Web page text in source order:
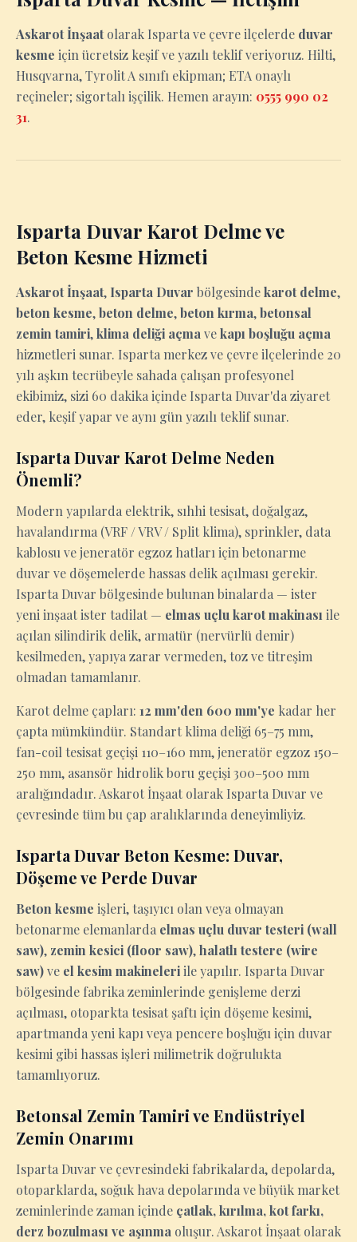
Askarot İnşaatolarak Isparta ve çevre ilçelerde duvar
kesme için ücretsiz keşif ve yazılı teklif veriyoruz. Hilti,
Husqvarna, Tyrolit A sınıfı ekipman; ETA onaylı
reçineler; sigortalı işçilik. Hemen arayın: 0555 990 02
31.
Isparta Duvar Karot Delme ve
Beton Kesme Hizmeti
Askarot İnşaat, Isparta Duvar bölgesindekarot delme,
beton kesme,beton delme,beton kırma,betonsal
zemin tamiri,klima deliği açma vekapı boşluğu açma
hizmetleri sunar. Isparta merkez ve çevre ilçelerinde 20
yılı aşkın tecrübeyle sahada çalışan profesyonel
ekibimiz, sizi 60 dakika içinde Isparta Duvar'da ziyaret
eder, keşif yapar ve aynı gün yazılı teklif sunar.
Isparta Duvar Karot Delme Neden
Önemli?
Modern yapılarda elektrik, sıhhi tesisat, doğalgaz,
havalandırma (VRF / VRV / Split klima), sprinkler, data
kablosu ve jeneratör egzoz hatları için betonarme
duvar ve döşemelerde hassas delik açılması gerekir.
Isparta Duvar bölgesinde bulunan binalarda — ister
yeni inşaat ister tadilat — elmas uçlu karot makinası ile
açılan silindirik delik, armatür (nervürlü demir)
kesilmeden, yapıya zarar vermeden, toz ve titreşim
olmadan tamamlanır.
Karot delme çapları: 12 mm'den 600 mm'ye kadar her
çapta mümkündür. Standart klima deliği 65–75 mm,
fan-coil tesisat geçişi 110–160 mm, jeneratör egzoz 150–
250 mm, asansör hidrolik boru geçişi 300–500 mm
aralığındadır. Askarot İnşaat olarak Isparta Duvar ve
çevresinde tüm bu çap aralıklarında deneyimliyiz.
Isparta Duvar Beton Kesme: Duvar,
Döşeme ve Perde Duvar
Beton kesme işleri, taşıyıcı olan veya olmayan
betonarme elemanlarda elmas uçlu duvar testeri (wall
saw), zemin kesici (floor saw),halatlı testere (wire
saw)ve el kesim makineleriile yapılır. Isparta Duvar
bölgesinde fabrika zeminlerinde genişleme derzi
açılması, otoparkta tesisat şaftı için döşeme kesimi,
apartmanda yeni kapı veya pencere boşluğu için duvar
kesimi gibi hassas işleri milimetrik doğrulukta
tamamlıyoruz.
Betonsal Zemin Tamiri ve Endüstriyel
Zemin Onarımı
Isparta Duvar ve çevresindeki fabrikalarda, depolarda,
otoparklarda, soğuk hava depolarında ve büyük market
zeminlerinde zaman içinde çatlak, kırılma, kot farkı,
derz bozulması ve aşınma oluşur. Askarot İnşaat olarak